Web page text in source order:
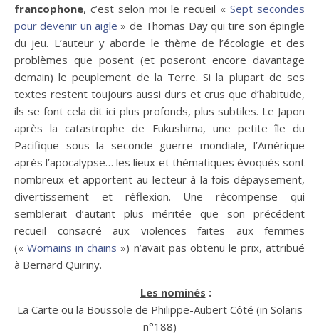
francophone, c’est selon moi le recueil « Sept secondes
pour devenir un aigle » de Thomas Day qui tire son épingle
du jeu. L’auteur y aborde le thème de l’écologie et des
problèmes que posent (et poseront encore davantage
demain) le peuplement de la Terre. Si la plupart de ses
textes restent toujours aussi durs et crus que d’habitude,
ils se font cela dit ici plus profonds, plus subtiles. Le Japon
après la catastrophe de Fukushima, une petite île du
Pacifique sous la seconde guerre mondiale, l’Amérique
après l’apocalypse… les lieux et thématiques évoqués sont
nombreux et apportent au lecteur à la fois dépaysement,
divertissement et réflexion. Une récompense qui
semblerait d’autant plus méritée que son précédent
recueil consacré aux violences faites aux femmes
(«Womains in chains ») n’avait pas obtenu le prix, attribué
à Bernard Quiriny.
Les nominés :
La Carte ou la Boussole de Philippe-Aubert Côté (in Solaris
n°188)